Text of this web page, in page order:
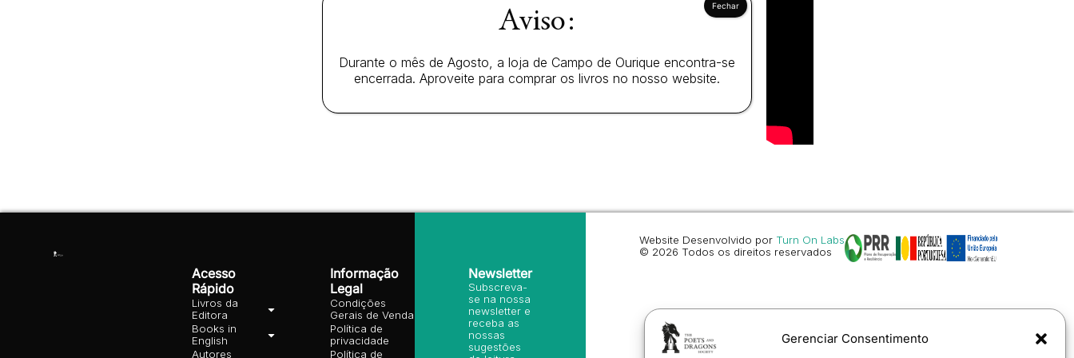
Gerenciar Consentimento
Acesso
Rápido
Livros da
Editora
Books in
English
Autores
Informação
Legal
Condições
Gerais de Venda
Política de
privacidade
Política de
Newsletter
Subscreva-
se na nossa
newsletter e
receba as
nossas
sugestões
Website Desenvolvido por Turn On Labs
© 2026 Todos os direitos reservados
Aviso:
Durante o mês de Agosto, a loja de Campo de Ourique encontra-se
encerrada. Aproveite para comprar os livros no nosso website.